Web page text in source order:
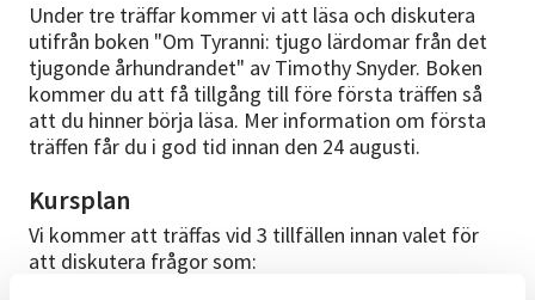
Under tre träffar kommer vi att läsa och diskutera
utifrån boken "Om Tyranni: tjugo lärdomar från det
tjugonde århundrandet" av Timothy Snyder. Boken
kommer du att få tillgång till före första träffen så
att du hinner börja läsa. Mer information om första
träffen får du i god tid innan den 24 augusti.
Kursplan
Vi kommer att träffas vid 3 tillfällen innan valet för
att diskutera frågor som: